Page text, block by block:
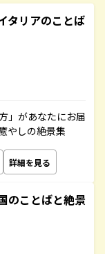
タリアのことば
」があなたにお届
やしの絶景集
詳細を見る
のことばと絶景